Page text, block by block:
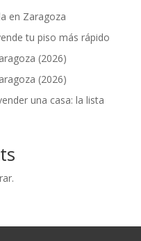
en Zaragoza
tu piso más rápido
(2026)
(2026)
una casa: la lista